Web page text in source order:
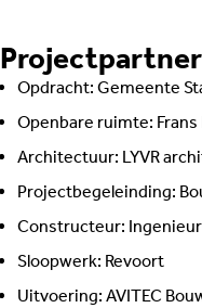
Opdracht: Gemeente
Openbare ruimte:
Architectuur: LYVR
Projectbegeleinding:
Constructeur:
Sloopwerk: Revoort
Uitvoering: AVITEC